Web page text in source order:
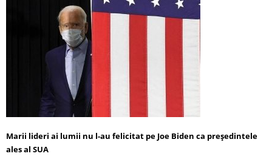
Marii lideri ai lumii nu l-au felicitat pe Joe Biden ca președintele
ales al SUA